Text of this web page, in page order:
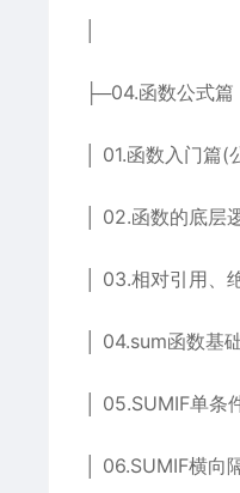
├─04.函数公式篇
│ 01.函数入门篇
│ 02.函数的底层
│ 03.相对引用
│ 04.sum函数基
│ 05.SUMIF单
│ 06.SUMIF横